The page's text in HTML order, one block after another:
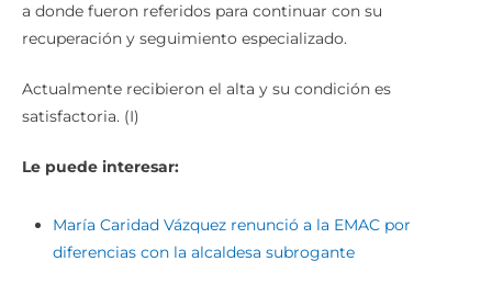
a donde fueron referidos para continuar con su
recuperación y seguimiento especializado.
Actualmente recibieron el alta y su condición es
satisfactoria. (I)
Le puede interesar:
María Caridad Vázquez renunció a la EMAC por
diferencias con la alcaldesa subrogante